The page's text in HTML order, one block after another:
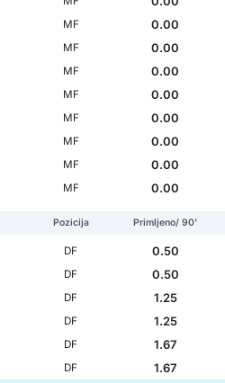
MF
0.00
MF
0.00
MF
0.00
MF
0.00
MF
0.00
MF
0.00
MF
0.00
MF 0.00
Pozicija Primljeno/ 90'
DF
0.50
DF
0.50
DF
1.25
DF
1.25
DF
1.67
DF
1.67